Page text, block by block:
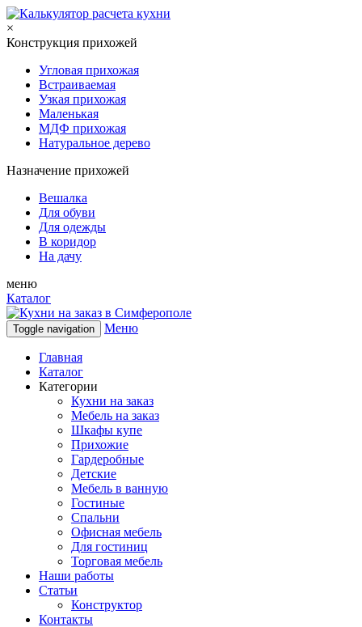
×
Конструкция прихожей
Угловая прихожая
Встраиваемая
Узкая прихожая
Маленькая
МДФ прихожая
Натуральное дерево
Назначение прихожей
Вешалка
Для обуви
Для одежды
В коридор
На дачу
меню
Каталог
Toggle navigation Меню
Главная
Каталог
Категории
Кухни на заказ
Мебель на заказ
Шкафы купе
Прихожие
Гардеробные
Детские
Мебель в ванную
Гостиные
Спальни
Офисная мебель
Для гостиниц
Торговая мебель
Наши работы
Статьи
Конструктор
Контакты